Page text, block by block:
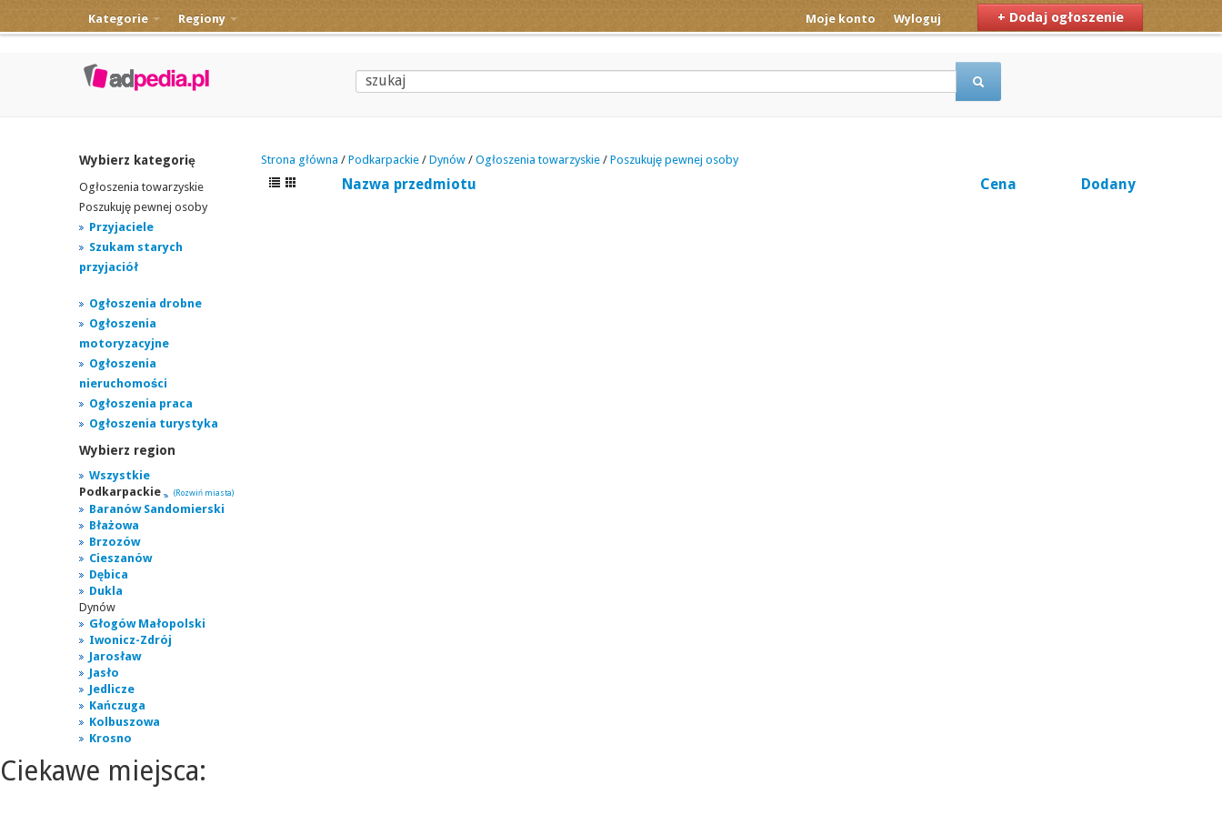
Kategorie Regiony + Dodaj ogłoszenie
Moje konto Wyloguj
Wybierz kategorię
Ogłoszenia towarzyskie
Poszukuję pewnej osoby
Przyjaciele
Szukam starych
przyjaciół
Ogłoszenia drobne
Ogłoszenia
motoryzacyjne
Ogłoszenia
nieruchomości
Ogłoszenia praca
Ogłoszenia turystyka
Wybierz region
Wszystkie
Podkarpackie
(Rozwiń miasta)
Baranów Sandomierski
Błażowa
Brzozów
Cieszanów
Dębica
Dukla
Dynów
Głogów Małopolski
Iwonicz-Zdrój
Jarosław
Jasło
Jedlicze
Kańczuga
Kolbuszowa
Krosno
Strona główna / Podkarpackie / Dynów / Ogłoszenia towarzyskie / Poszukuję pewnej osoby
Nazwa przedmiotu Cena Dodany
Ciekawe miejsca: